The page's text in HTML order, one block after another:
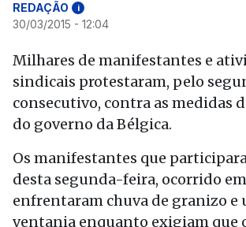
REDAÇÃO i
30/03/2015 - 12:04
Milhares de manifestantes e
sindicais protestaram, pelo
consecutivo, contra as medidas
do governo da Bélgica.
Os manifestantes que
desta segunda-feira, ocorrido
enfrentaram chuva de granizo e
ventania enquanto exigiam que